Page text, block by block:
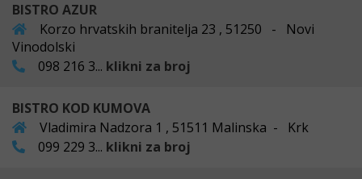
BISTRO AZUR
Korzo hrvatskih branitelja 23 , 51250 - Novi
Vinodolski
098 216 3... klikni za broj
BISTRO KOD KUMOVA
Vladimira Nadzora 1 , 51511 Malinska - Krk
099 229 3... klikni za broj